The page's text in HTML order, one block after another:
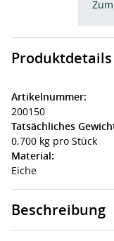
Produktdetails
Artikelnummer:
200150
Tatsächliches
0,700 kg pro Stück
Material:
Eiche
Beschreibung